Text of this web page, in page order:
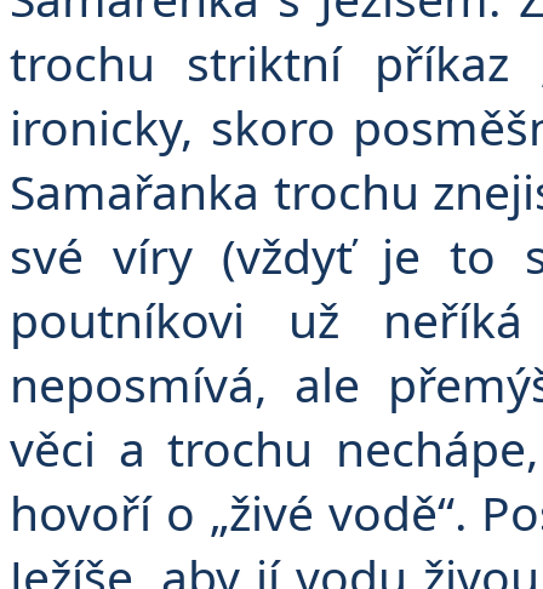
trochu striktní příkaz
ironicky, skoro
Samařanka trochu
své víry (vždyť je to
poutníkovi už
neposmívá, ale
věci a trochu
hovoří o „živé vodě“.
Ježíše, aby jí vodu